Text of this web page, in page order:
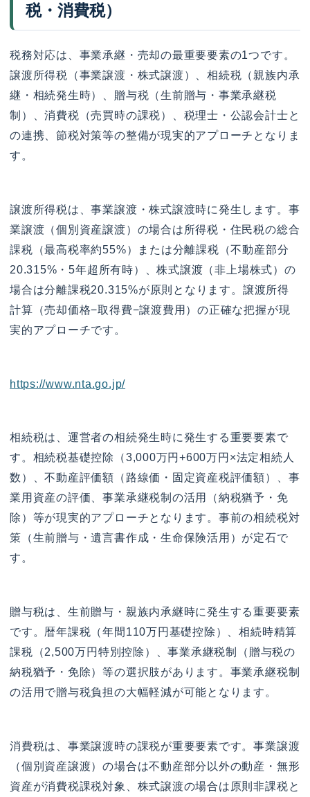
税・消費税）
税務対応は、事業承継・売却の最重要要素の1つです。
譲渡所得税（事業譲渡・株式譲渡）、相続税（親族内承
継・相続発生時）、贈与税（生前贈与・事業承継税
制）、消費税（売買時の課税）、税理士・公認会計士と
の連携、節税対策等の整備が現実的アプローチとなりま
す。
譲渡所得税は、事業譲渡・株式譲渡時に発生します。事
業譲渡（個別資産譲渡）の場合は所得税・住民税の総合
課税（最高税率約55%）または分離課税（不動産部分
20.315%・5年超所有時）、株式譲渡（非上場株式）の
場合は分離課税20.315%が原則となります。譲渡所得
計算（売却価格−取得費−譲渡費用）の正確な把握が現
実的アプローチです。
https://www.nta.go.jp/
相続税は、運営者の相続発生時に発生する重要要素で
す。相続税基礎控除（3,000万円+600万円×法定相続人
数）、不動産評価額（路線価・固定資産税評価額）、事
業用資産の評価、事業承継税制の活用（納税猶予・免
除）等が現実的アプローチとなります。事前の相続税対
策（生前贈与・遺言書作成・生命保険活用）が定石で
す。
贈与税は、生前贈与・親族内承継時に発生する重要要素
です。暦年課税（年間110万円基礎控除）、相続時精算
課税（2,500万円特別控除）、事業承継税制（贈与税の
納税猶予・免除）等の選択肢があります。事業承継税制
の活用で贈与税負担の大幅軽減が可能となります。
消費税は、事業譲渡時の課税が重要要素です。事業譲渡
（個別資産譲渡）の場合は不動産部分以外の動産・無形
資産が消費税課税対象、株式譲渡の場合は原則非課税と